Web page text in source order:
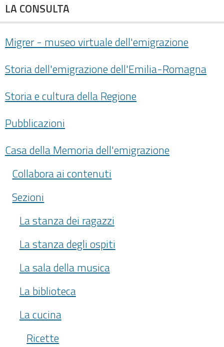
LA CONSULTA
Migrer - museo virtuale dell'emigrazione
Storia dell'emigrazione dell'Emilia-Romagna
Storia e cultura della Regione
Pubblicazioni
Casa della Memoria dell'emigrazione
Collabora ai contenuti
Sezioni
La stanza dei ragazzi
La stanza degli ospiti
La sala della musica
La biblioteca
La cucina
Ricette